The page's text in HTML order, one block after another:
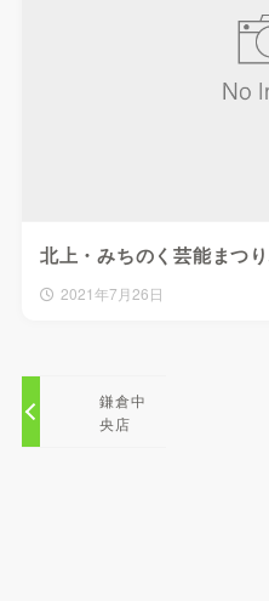
北上・みちのく芸能まつ
2021年7月26日
鎌倉中
央店